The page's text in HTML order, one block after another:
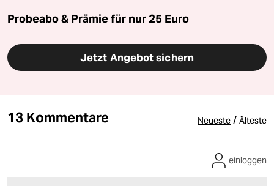
Probeabo & Prämie für nur 25 Euro
Jetzt Angebot sichern
13 Kommentare Neueste / Älteste
einloggen